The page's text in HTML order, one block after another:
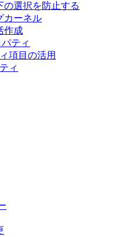
の選択を防止する
カーネル
作成
ティ
項目の活用
ィ